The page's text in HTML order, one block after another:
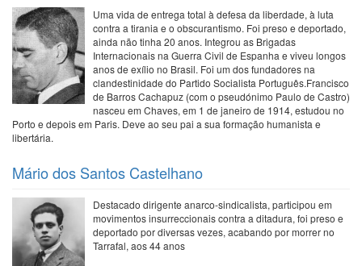
Uma vida de entrega total à defesa da liberdade, à luta
contra a tirania e o obscurantismo. Foi preso e deportado,
ainda não tinha 20 anos. Integrou as Brigadas
Internacionais na Guerra Civil de Espanha e viveu longos
anos de exílio no Brasil. Foi um dos fundadores na
clandestinidade do Partido Socialista Português.Francisco
de Barros Cachapuz (com o pseudónimo Paulo de Castro)
nasceu em Chaves, em 1 de janeiro de 1914, estudou no
Porto e depois em Paris. Deve ao seu pai a sua formação humanista e
libertária.
Mário dos Santos Castelhano
Destacado dirigente anarco-sindicalista, participou em
movimentos insurreccionais contra a ditadura, foi preso e
deportado por diversas vezes, acabando por morrer no
Tarrafal, aos 44 anos